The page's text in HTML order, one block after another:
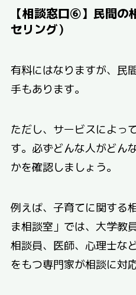
【相談窓口⑥】民間の
セリング）
有料にはなりますが、民
手もあります。
ただし、サービスによっ
す。必ずどんな人がどん
かを確認しましょう。
例えば、子育てに関する
ま相談室」では、大学教
相談員、医師、心理士な
をもつ専門家が相談に対